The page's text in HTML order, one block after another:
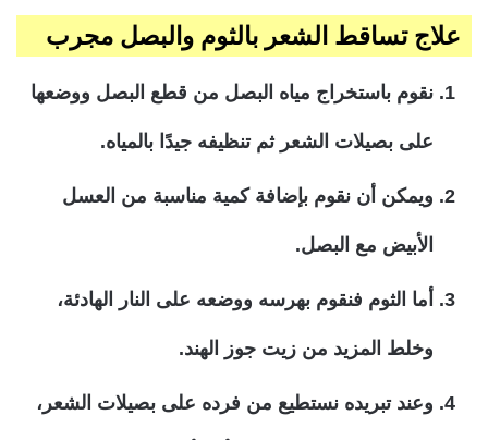
علاج تساقط الشعر بالثوم والبصل مجرب
نقوم باستخراج مياه البصل من قطع البصل ووضعها
على بصيلات الشعر ثم تنظيفه جيدًا بالمياه.
ويمكن أن نقوم بإضافة كمية مناسبة من العسل
الأبيض مع البصل.
أما الثوم فنقوم بهرسه ووضعه على النار الهادئة،
وخلط المزيد من زيت جوز الهند.
وعند تبريده نستطيع من فرده على بصيلات الشعر،